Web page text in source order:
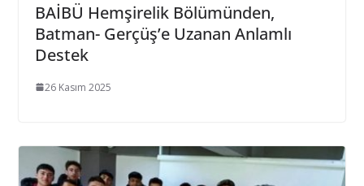
BAİBÜ Hemşirelik Bölümünden,
Batman- Gerçüş’e Uzanan Anlamlı
Destek
26 Kasım 2025